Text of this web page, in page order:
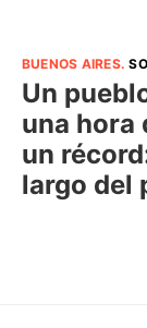
BUENOS AIRES.
Un
una hora
un
largo del